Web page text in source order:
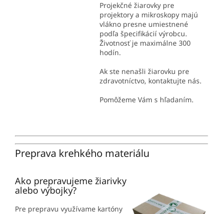
Projekčné žiarovky pre
projektory a mikroskopy majú
vlákno presne umiestnené
podľa špecifikácií výrobcu.
Životnosť je maximálne 300
hodín.
Ak ste nenašli žiarovku pre
zdravotníctvo, kontaktujte nás.
Pomôžeme Vám s hľadaním.
Preprava krehkého materiálu
Ako prepravujeme žiarivky
alebo výbojky?
Pre prepravu využívame kartóny